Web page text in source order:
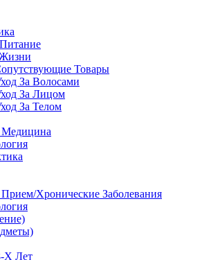
Товары
За Волосами
За Лицом
За Телом
Медицина
Хронические Заболевания
Х Лет